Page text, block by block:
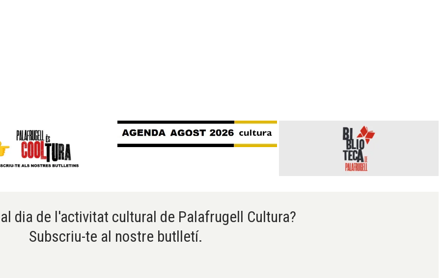
dia de l'activitat cultural de Palafrugell Cultura?
Subscriu-te al nostre butlletí.